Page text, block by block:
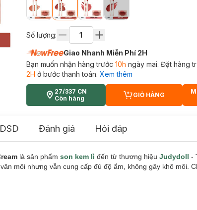
Số lượng:
Giao Nhanh Miễn Phí 2H
Bạn muốn nhận hàng trước 10h ngày mai. Đặt hàng
2H ở bước thanh toán. Xem thêm
27/337 CN
Còn hàng
CART PLUS ICON
GIỎ HÀNG
Đánh giá Hỏi đáp
là sản phẩm son kem lì đến từ thương hiệu Judydoll -
môi nhưng vẫn cung cấp đủ độ ẩm, không gây khô môi.